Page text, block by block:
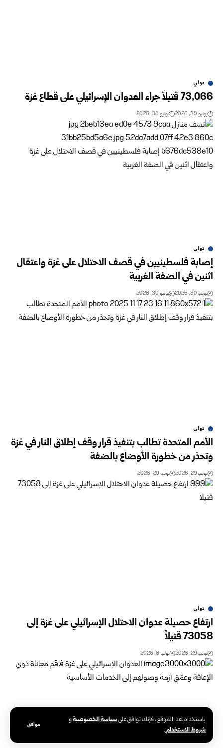
باستخدام هذا الموقع ، فإنك توافق علىسياسة الخصوصيةو
شروط الاستخدام.
موافق
دولي
73,066 قتيلاً جراء العدوان الإسرائيلي على قطاع غزة
يونيو 30, 2026 يونيو 30, 2026
دولي
إصابة فلسطينيين في قصف الاحتلال على غزة واعتقال
اثنين في الضفة الغربية
يونيو 30, 2026 يونيو 30, 2026
دولي
الأمم المتحدة تطالب بتنفيذ قرار وقف إطلاق النار في غزة
وتحذر من خطورة الأوضاع بالضفة
يونيو 29, 2026 يونيو 29, 2026
دولي
ارتفاع حصيلة عدوان الاحتلال الإسرائيلي على غزة إلى
73058 قتيلاً
يونيو 29, 2026 يوليو 6, 2026